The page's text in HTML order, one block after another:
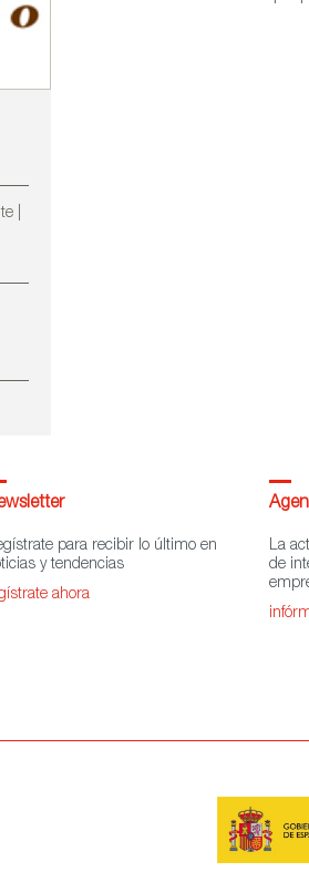
|
para recibir lo último en
y tendencias
ahora
La
de